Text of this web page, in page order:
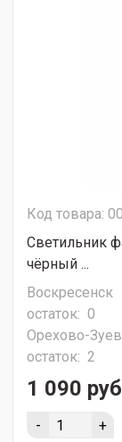
Код товара:
Светильник
чёрный ...
Воскресенск
остаток: 0
Орехово-
остаток: 2
1 090
- +